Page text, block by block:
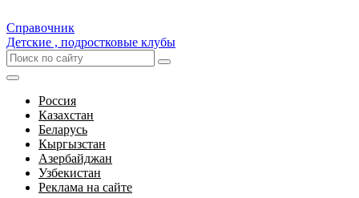
Справочник
Детские , подростковые клубы
Россия
Казахстан
Беларусь
Кыргызстан
Азербайджан
Узбекистан
Реклама на сайте